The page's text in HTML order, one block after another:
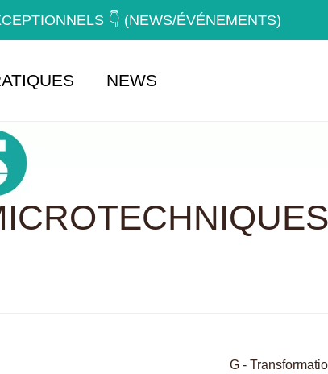
👇 (NEWS/ÉVÉNEMENTS)
NEWS
G -